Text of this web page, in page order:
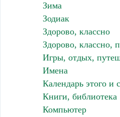
Зима
Зодиак
Здорово, классно
Здорово, классно,
Игры, отдых,
Имена
Календарь этого и
Книги, библиотека
Компьютер